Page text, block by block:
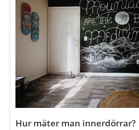
Hur mäter man innerdörrar?